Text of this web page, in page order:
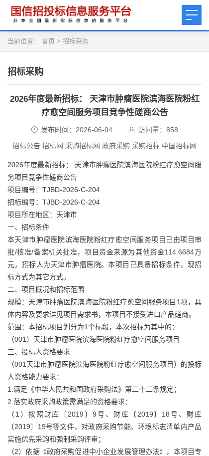
当前位置： 首页 > 招标采购
招标采购
2026年度最新招标： 天津市肿瘤医院滨海医院粉红
疗愈空间服务项目竞争性磋商公告
发布时间：2026-06-04 访问量： 858
招标公告 招标网 采购招标网 政府采购 采购招标 中国招标网
2026年度最新招标： 天津市肿瘤医院滨海医院粉红疗愈空间服
务项目竞争性磋商公告
项目编号：TJBD-2026-C-204
招标编号：TJBD-2026-C-204
项目所在地区：天津市
一、招标条件
本天津市肿瘤医院滨海医院粉红疗愈空间服务项目已由项目审
批/核准/备案机关批准，项目资金来源为其他资金114.6684万
元，招标人为天津市肿瘤医院。本项目已具备招标条件，现招
标方式为其它方式。
二、项目概况和招标范围
规模：天津市肿瘤医院滨海医院粉红疗愈空间服务项目1项，具
体内容及要求详见项目需求书，本项目不接受进口产品磋商。
范围：本招标项目划分为1个标段，本次招标为其中的：
（001）天津市肿瘤医院滨海医院粉红疗愈空间服务项目
三、投标人资格要求
（001天津市肿瘤医院滨海医院粉红疗愈空间服务项目）的投标
人资格能力要求：
1.满足《中华人民共和国政府采购法》第二十二条规定；
2.落实政府采购政策需满足的资格要求：
（1）按照财库〔2019〕9号、财库〔2019〕18号、财库
〔2019〕19号等文件，对政府采购节能、环境标志清单内产品
实施优先采购和强制采购评审；
（2）依据《政府采购促进中小企业发展管理办法》，本项目专